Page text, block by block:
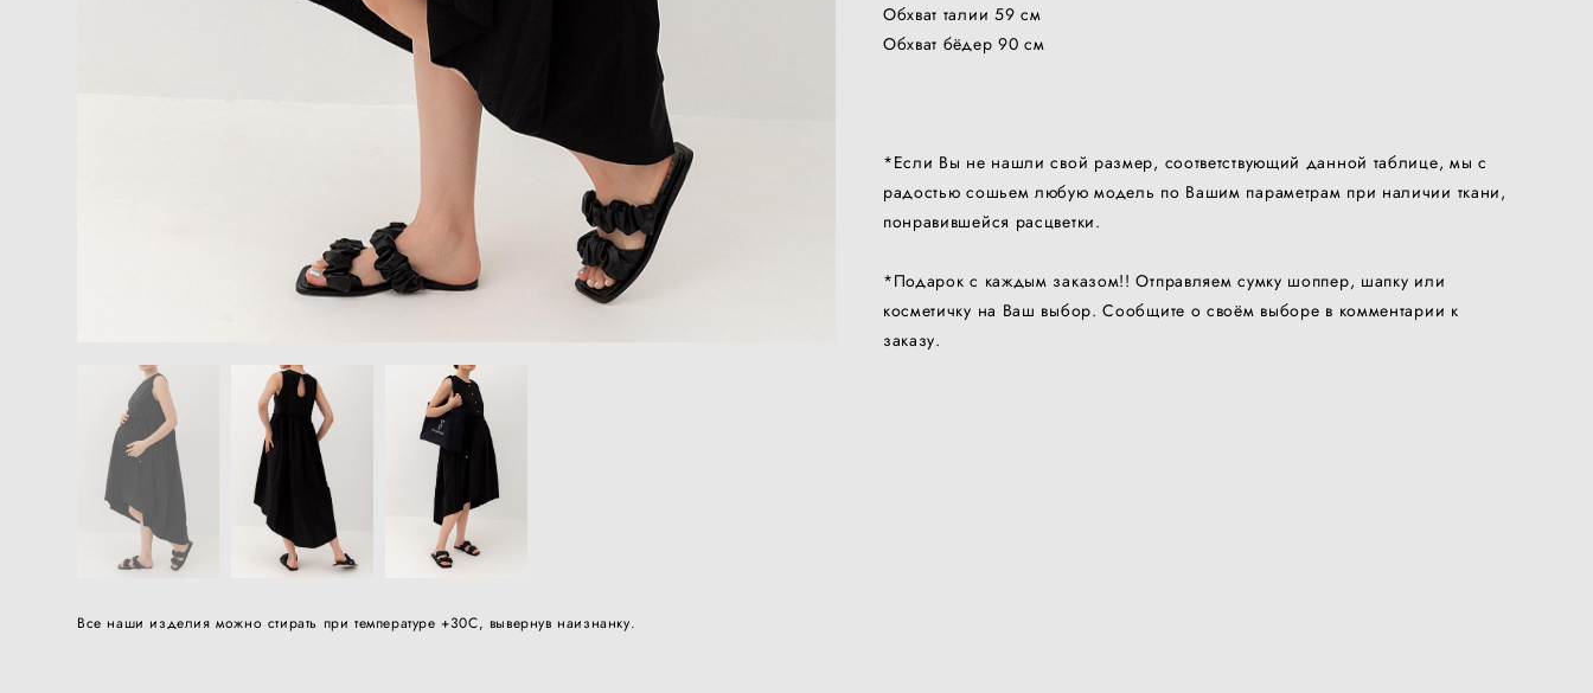
Обхват талии 59 см
Обхват бёдер 90 см
*Если Вы не нашли свой размер, соответствующий данной таблице, мы с
радостью сошьем любую модель по Вашим параметрам при наличии ткани,
понравившейся расцветки.
*Подарок с каждым заказом!! Отправляем сумку шоппер, шапку или
косметичку на Ваш выбор. Сообщите о своём выборе в комментарии к
заказу.
Все наши изделия можно стирать при температуре +30С, вывернув наизнанку.